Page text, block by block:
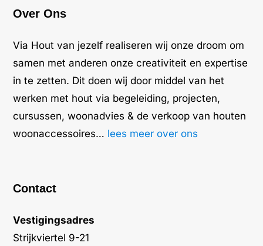
Over Ons
Via Hout van jezelf realiseren wij onze droom om
samen met anderen onze creativiteit en expertise
in te zetten. Dit doen wij door middel van het
werken met hout via begeleiding, projecten,
cursussen, woonadvies & de verkoop van houten
woonaccessoires… lees meer over ons
Contact
Vestigingsadres
Strijkviertel 9-21